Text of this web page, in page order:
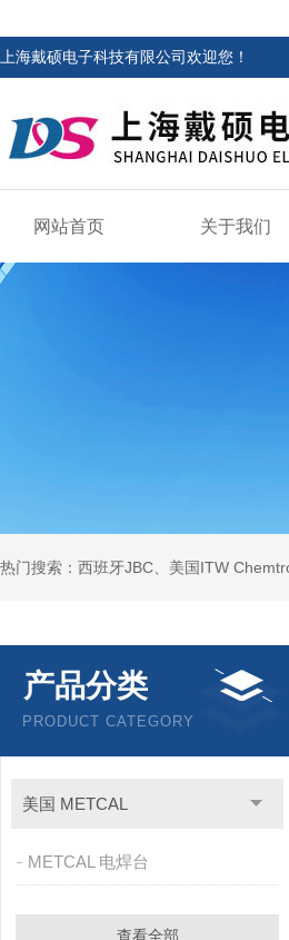
上海戴硕电子科技有限公司欢迎您！
网站首页 关于我们
产品分类
PRODUCT CATEGORY
美国 METCAL
METCAL 电焊台
查看全部